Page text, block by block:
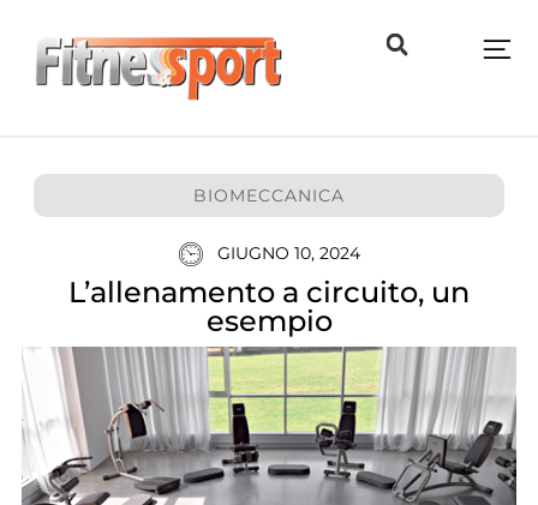
BIOMECCANICA
GIUGNO 10, 2024
L’allenamento a circuito, un
esempio